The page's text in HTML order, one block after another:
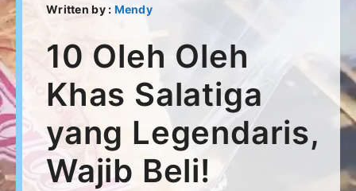
Written by : Mendy
10 Oleh Oleh
Khas Salatiga
yang Legendaris,
Wajib Beli!